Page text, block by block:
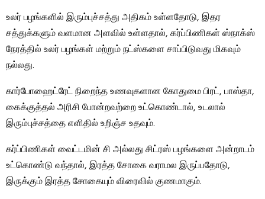
உலர் பழங்களில் இரும்புச்சத்து அதிகம் உள்ளதோடு, இதர
சத்துக்களும் வளமான அளவில் உள்ளதால், கர்ப்பிணிகள் ஸ்நாக்ஸ்
நேரத்தில் உலர் பழங்கள் மற்றும் நட்ஸ்களை சாப்பிடுவது மிகவும்
நல்லது.
கார்போஹைட்ரேட் நிறைந்த உணவுகளான கோதுமை பிரட், பாஸ்தா,
கைக்குத்தல் அரிசி போன்றவற்றை உட்கொண்டால், உடலால்
இரும்புச்சத்தை எளிதில் உறிஞ்ச உதவும்.
கர்ப்பிணிகள் வைட்டமின் சி அல்லது சிட்ரஸ் பழங்களை அன்றாடம்
உட்கொண்டு வந்தால், இரத்த சோகை வராமல இருப்பதோடு,
இருக்கும் இரத்த சோகையும் விரைவில் குணமாகும்.